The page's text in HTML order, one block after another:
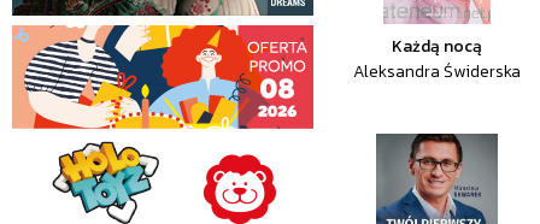
Każdą nocą
Aleksandra Świderska